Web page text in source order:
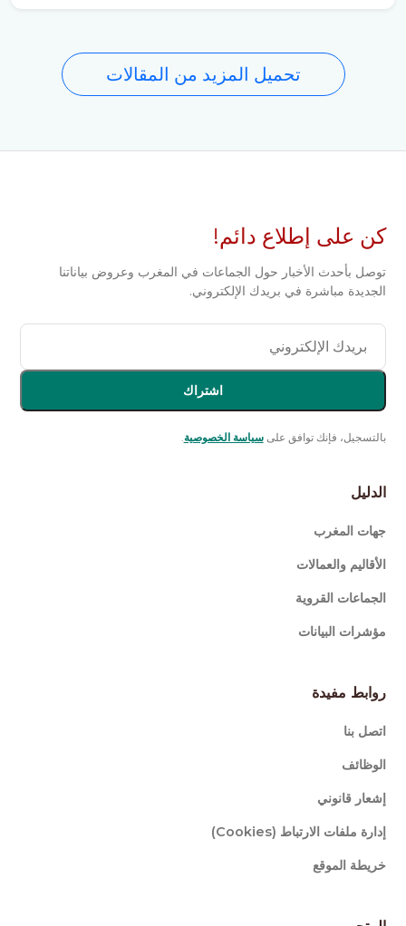
تحميل المزيد من المقالات
كن على إطلاع دائم!
توصل بأحدث الأخبار حول الجماعات في المغرب وعروض بياناتنا
الجديدة مباشرة في بريدك الإلكتروني.
اشتراك
بالتسجيل، فإنك توافق علىسياسة الخصوصية.
الدليل
جهات المغرب
الأقاليم والعمالات
الجماعات القروية
مؤشرات البيانات
روابط مفيدة
اتصل بنا
الوظائف
إشعار قانوني
إدارة ملفات الارتباط (Cookies)
خريطة الموقع